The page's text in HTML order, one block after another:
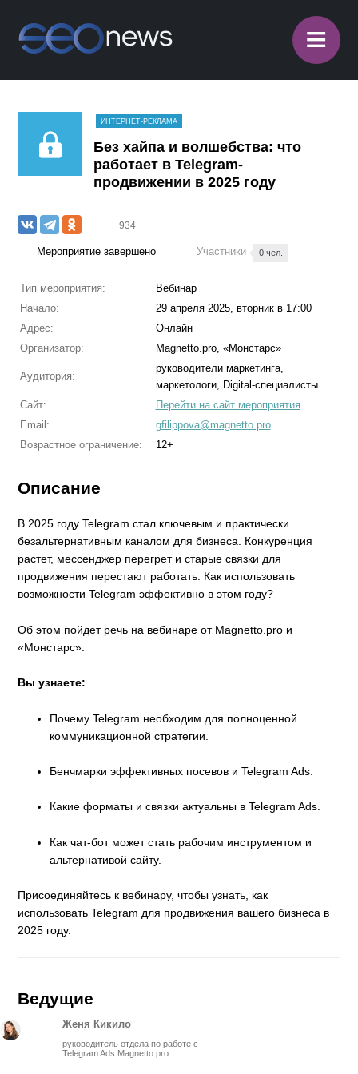
≡
ИНТЕРНЕТ-РЕКЛАМА
Без хайпа и волшебства: что
работает в Telegram-
продвижении в 2025 году
934
Мероприятие завершено Участники 0 чел.
Тип мероприятия:
Вебинар
Начало:
29 апреля 2025, вторник в 17:00
Адрес:
Онлайн
Организатор:
Magnetto.pro, «Монстарс»
Аудитория:
руководители маркетинга,
маркетологи, Digital-специалисты
Сайт:
Перейти на сайт мероприятия
Email:
gfilippova@magnetto.pro
Возрастное ограничение:
12+
Описание
В 2025 году Telegram стал ключевым и практически
безальтернативным каналом для бизнеса. Конкуренция
растет, мессенджер перегрет и старые связки для
продвижения перестают работать. Как использовать
возможности Telegram эффективно в этом году?
Об этом пойдет речь на вебинаре от Magnetto.pro и
«Монстарс».
Вы узнаете:
Почему Telegram необходим для полноценной
коммуникационной стратегии.
Бенчмарки эффективных посевов и Telegram Ads.
Какие форматы и связки актуальны в Telegram Ads.
Как чат-бот может стать рабочим инструментом и
альтернативой сайту.
Присоединяйтесь к вебинару, чтобы узнать, как
использовать Telegram для продвижения вашего бизнеса в
2025 году.
Ведущие
Женя Кикило
руководитель отдела по работе с
Telegram Ads Magnetto.pro